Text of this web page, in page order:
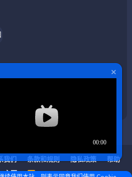
我们 条款和规则 隐私政策
帮助
主页
R